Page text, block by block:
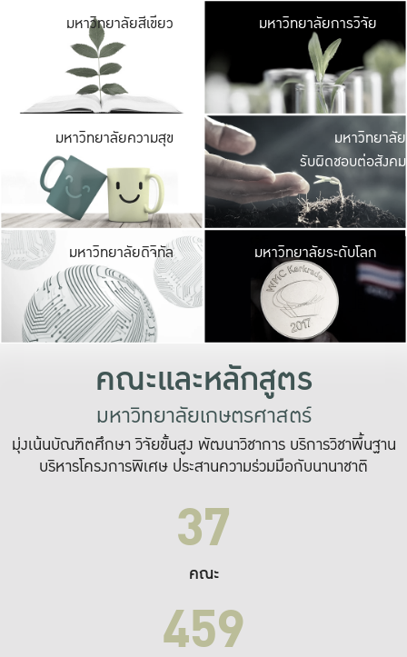
มหาวิทยาลัยสีเขียว มหาวิ
มีพื้นที่เขียวสดใส
เป็นป่าในเมือง เกษต
มหาวิทยาลัยการวิจัย
มหาวิทยาลัยความสุข มหาวิ
ค
เปิดประ
และพบเรื่องราวใ
มหาวิทยาลัย
รับผิดชอบต่อสังคม
มหาวิทยาลัยดิจิทัล มหาวิ
เปลี่ยนแปลง แล
เพื่อทำง
ระบบสารสนเทศ
มหาวิทยาลัยระดับโลก
คณะและหลักสูตร
มหาวิทยาลัยเกษตรศาสตร์
มุ่งเน้นบัณฑิตศึกษา วิจัยขั้นสูง พัฒนาวิชาการ บริการวิชาพื้นฐาน
บริหารโครงการพิเศษ ประสานความร่วมมือกับนานาชาติ
37
คณะ
459